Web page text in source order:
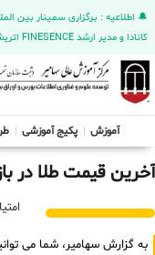
کانادا و مدیر ارشد FINESENCE اتریش
آموزش پکیج آموزشی
آخرین قیمت طلا در بازار
امتیاز
به گزارش سهامیر، شما می